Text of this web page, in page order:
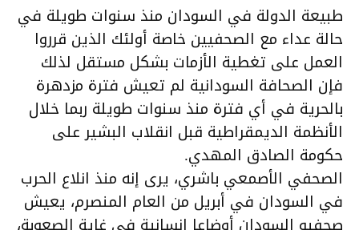
طبيعة الدولة في السودان منذ سنوات طويلة في
حالة عداء مع الصحفيين خاصة أولئك الذين قرروا
العمل على تغطية الأزمات بشكل مستقل لذلك
فإن الصحافة السودانية لم تعيش فترة مزدهرة
بالحرية في أي فترة منذ سنوات طويلة ربما خلال
الأنظمة الديمقراطية قبل انقلاب البشير على
حكومة الصادق المهدي.
الصحفي الأصمعي باشري، يرى إنه منذ انلاع الحرب
في السودان في أبريل من العام المنصرم، يعيش